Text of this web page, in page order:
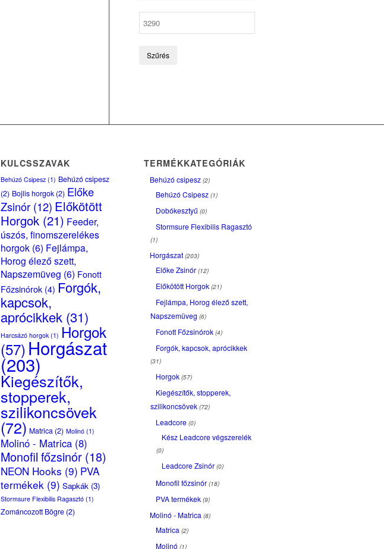
Szűrés
KULCSSZAVAK
Behúzó Csipesz (1) Behúzó csipesz
(2) Bojlis horgok (2) Előke
Zsinór (12) Előkötött
Horgok (21) Feeder,
úszós, finomszerelékes
horgok (6) Fejlámpa,
Horog élező szett,
Napszemüveg (6) Fonott
Főzsinórok (4) Forgók,
kapcsok,
aprócikkek (31)
Harcsázó horgok(1) Horgok
(57) Horgászat
(203)
Kiegészítők,
stopperek,
szilikoncsövek
(72) Matrica (2) Molinó (1)
Molinó - Matrica (8)
Monofil főzsinór (18)
NEON Hooks (9) PVA
termékek (9) Sapkák (3)
Stormsure Flexibilis Ragasztó (1)
Zománcozott Bögre (2)
TERMÉKKATEGÓRIÁK
Behúzó csipesz (2)
Behúzó Csipesz (1)
Dobókesztyű (0)
Stormsure Flexibilis Ragasztó
(1)
Horgászat (203)
Előke Zsinór (12)
Előkötött Horgok (21)
Fejlámpa, Horog élező szett,
Napszemüveg (6)
Fonott Főzsinórok (4)
Forgók, kapcsok, aprócikkek
(31)
Horgok (57)
Kiegészítők, stopperek,
szilikoncsövek (72)
Leadcore (0)
Kész Leadcore végszerelék
(0)
Leadcore Zsinór (0)
Monofil főzsinór (18)
PVA termékek (9)
Molinó - Matrica (8)
Matrica (2)
Molinó (1)